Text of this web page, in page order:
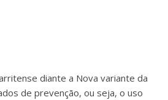
diante a Nova variante da
de prevenção, ou seja, o uso